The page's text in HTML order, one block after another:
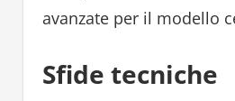
avanzate per il modello
Sfide tecniche